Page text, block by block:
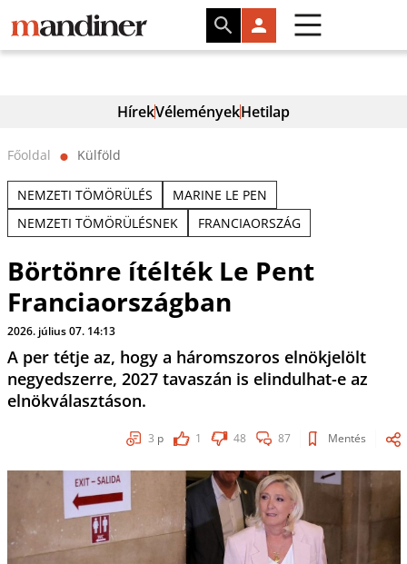
HírekVéleményekHetilap
Főoldal ⬤ Külföld
NEMZETI TÖMÖRÜLÉS
MARINE LE PEN
NEMZETI TÖMÖRÜLÉSNEK
FRANCIAORSZÁG
Börtönre ítélték Le Pent
Franciaországban
2026. július 07. 14:13
A per tétje az, hogy a háromszoros elnökjelölt
negyedszerre, 2027 tavaszán is elindulhat-e az
elnökválasztáson.
3 p 1 48 87 Mentés